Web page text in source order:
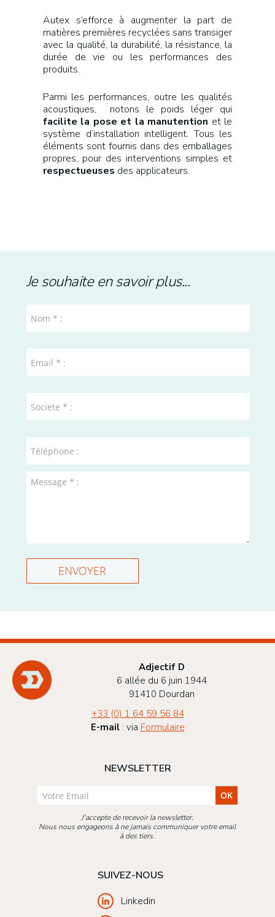
Autex s’efforce à augmenter la part de
matières premières recyclées sans transiger
avec la qualité, la durabilité, la résistance, la
durée de vie ou les performances des
produits.
Parmi les performances, outre les qualités
acoustiques, notons le poids léger qui
facilite la pose et la manutention et le
système d’installation intelligent. Tous les
éléments sont fournis dans des emballages
propres, pour des interventions simples et
respectueuses des applicateurs.
Je souhaite en savoir plus...
ENVOYER
Adjectif D
6 allée du 6 juin 1944
91410 Dourdan
+33 (0) 1 64 59 56 84
E-mail: via Formulaire
NEWSLETTER
OK
J'accepte de recevoir la newsletter.
Nous nous engageons à ne jamais communiquer votre email
à des tiers.
SUIVEZ-NOUS
Linkedin